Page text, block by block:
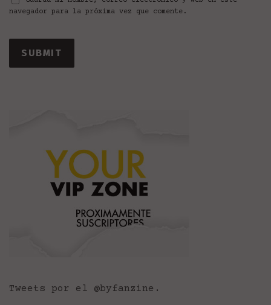
navegador para la próxima vez que comente.
Tweets por el @byfanzine.